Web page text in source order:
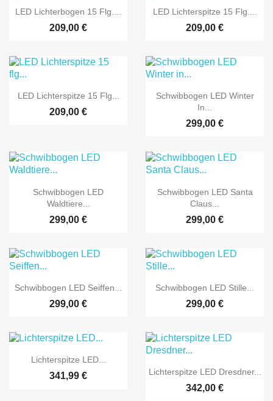
 Vorschau
LED Lichterbogen 15 Flg....
209,00 €
 Vorschau
LED Lichterspitze 15 Flg....
209,00 €
 Vorschau
LED Lichterspitze 15 Flg...
209,00 €
 Vorschau
Schwibbogen LED Winter
In...
299,00 €
 Vorschau
Schwibbogen LED
Waldtiere...
299,00 €
 Vorschau
Schwibbogen LED Santa
Claus...
299,00 €
 Vorschau
Schwibbogen LED Seiffen...
299,00 €
 Vorschau
Schwibbogen LED Stille...
299,00 €
 Vorschau
Lichterspitze LED...
341,99 €  Vorschau
Lichterspitze LED Dresdner...
342,00 €